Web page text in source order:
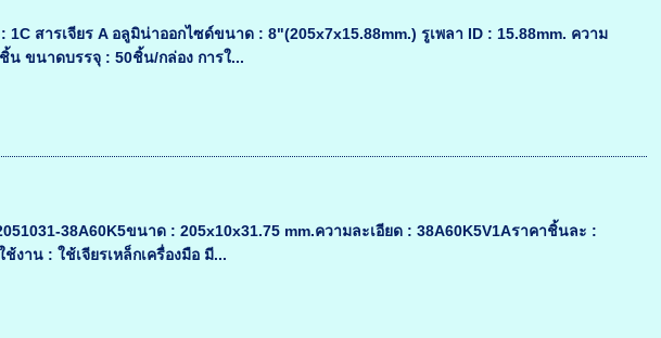
1C สารเจียร A อลูมิน่าออกไซด์ขนาด : 8"(205x7x15.88mm.) รูเพลา ID : 15.88mm. ความ
น ขนาดบรรจุ : 50ชิ้น/กล่อง การใ...
38A60K5ขนาด : 205x10x31.75 mm.ความละเอียด : 38A60K5V1Aราคาชิ้นละ :
งาน : ใช้เจียรเหล็กเครื่องมือ มี...